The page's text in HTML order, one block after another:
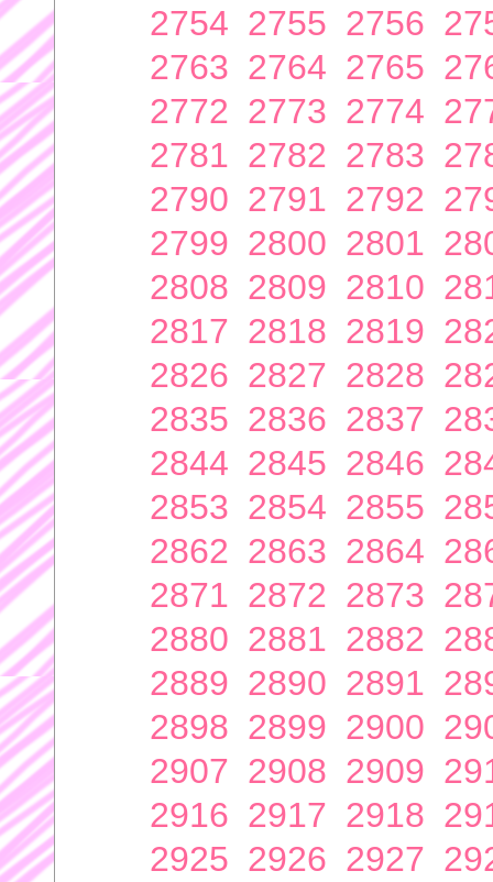
2754 2755 2756
2763 2764 2765
2772 2773 2774
2781 2782 2783
2790 2791 2792
2799 2800 2801
2808 2809 2810
2817 2818 2819
2826 2827 2828
2835 2836 2837
2844 2845 2846
2853 2854 2855
2862 2863 2864
2871 2872 2873
2880 2881 2882
2889 2890 2891
2898 2899 2900
2907 2908 2909
2916 2917 2918
2925 2926 2927